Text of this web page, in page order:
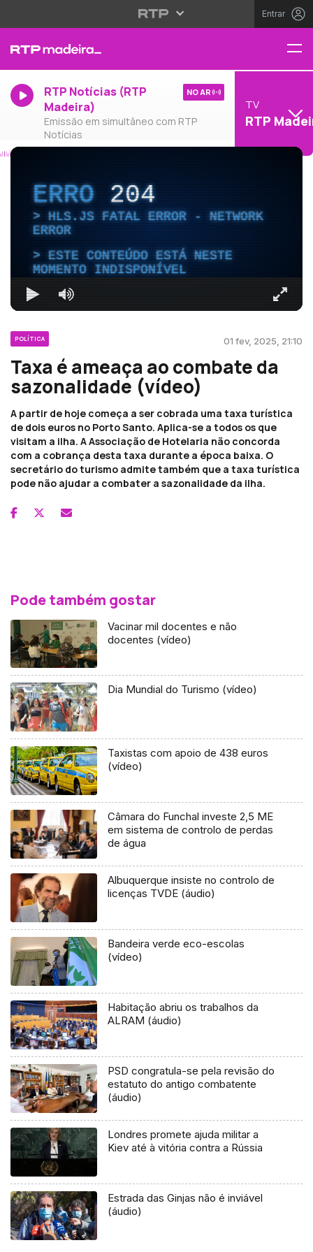
Entrar
RTP Notícias (RTP
Madeira)
Emissão em simultâneo com RTP
Notícias
NO AR
TV
RTP
ERRO204
HLS.JS FATAL ERROR - NETWORK
ERROR
ESTE CONTEÚDO ESTÁ NESTE
MOMENTO INDISPONÍVEL
POLÍTICA 01 fev, 2025, 21:10
Taxa é ameaça ao combate da
sazonalidade (vídeo)
A partir de hoje começa a ser cobrada uma taxa turística
de dois euros no Porto Santo. Aplica-se a todos os que
visitam a ilha. A Associação de Hotelaria não concorda
com a cobrança desta taxa durante a época baixa. O
secretário do turismo admite também que a taxa turística
pode não ajudar a combater a sazonalidade da ilha.
Pode também gostar
Vacinar mil docentes e não
docentes (vídeo)
Dia Mundial do Turismo (vídeo)
Taxistas com apoio de 438 euros
(vídeo)
Câmara do Funchal investe 2,5 ME
em sistema de controlo de perdas
de água
Albuquerque insiste no controlo de
licenças TVDE (áudio)
Bandeira verde eco-escolas
(vídeo)
Habitação abriu os trabalhos da
ALRAM (áudio)
PSD congratula-se pela revisão do
estatuto do antigo combatente
(áudio)
Londres promete ajuda militar a
Kiev até à vitória contra a Rússia
Estrada das Ginjas não é inviável
(áudio)